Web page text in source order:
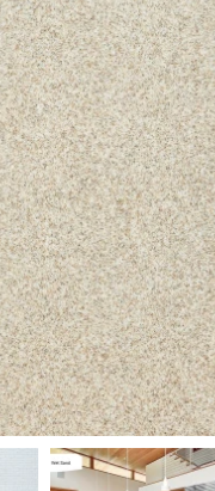
Robot
Robot
Robot